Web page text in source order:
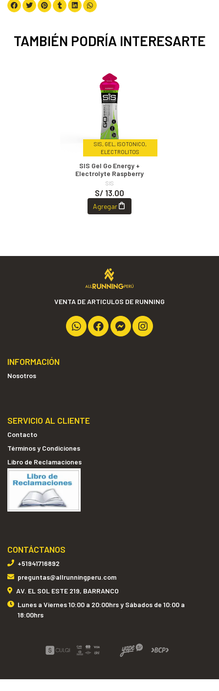
TAMBIÉN PODRÍA INTERESARTE
SIS, GEL, ISOTONICO,
ELECTROLITOS
SIS Gel Go Energy +
Electrolyte Raspberry
SIS
S/ 13.00
Agregar
VENTA DE ARTICULOS DE RUNNING
INFORMACIÓN
Nosotros
SERVICIO AL CLIENTE
Contacto
Términos y Condiciones
Libro de Reclamaciones
CONTÁCTANOS
+51941716892
preguntas@allrunningperu.com
AV. EL SOL ESTE 219, BARRANCO
Lunes a Viernes 10:00 a 20:00hrs y Sábados de 10:00 a
18:00hrs